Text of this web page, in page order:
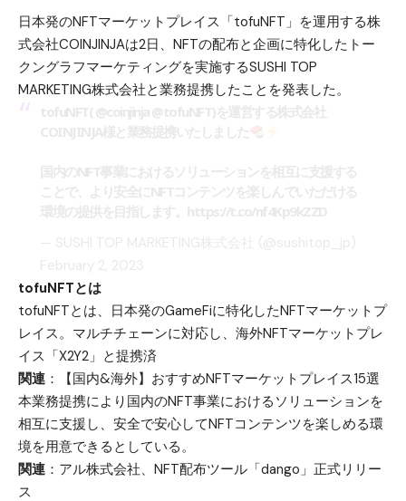
日本発のNFTマーケットプレイス「tofuNFT」を運用する株
式会社COINJINJAは2日、NFTの配布と企画に特化したトー
クングラフマーケティングを実施するSUSHI TOP
MARKETING株式会社と業務提携したことを発表した。
tofuNFTとは
tofuNFTとは、日本発のGameFiに特化したNFTマーケットプ
レイス。マルチチェーンに対応し、海外NFTマーケットプレ
イス「X2Y2」と提携済
関連 ：
【国内&海外】おすすめNFTマーケットプレイス15選
本業務提携により国内のNFT事業におけるソリューションを
相互に支援し、安全で安心してNFTコンテンツを楽しめる環
境を用意できるとしている。
関連 ： アル株式会社、NFT配布ツール「dango」正式リリー
ス